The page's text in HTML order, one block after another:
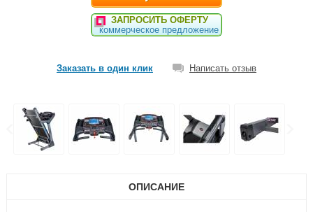
ЗАПРОСИТЬ ОФЕРТУ
коммерческое предложение
Заказать в один клик Написать отзыв
ОПИСАНИЕ